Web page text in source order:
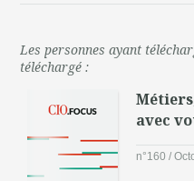
Les personnes ayant
téléchargé :
avec
n°160 /